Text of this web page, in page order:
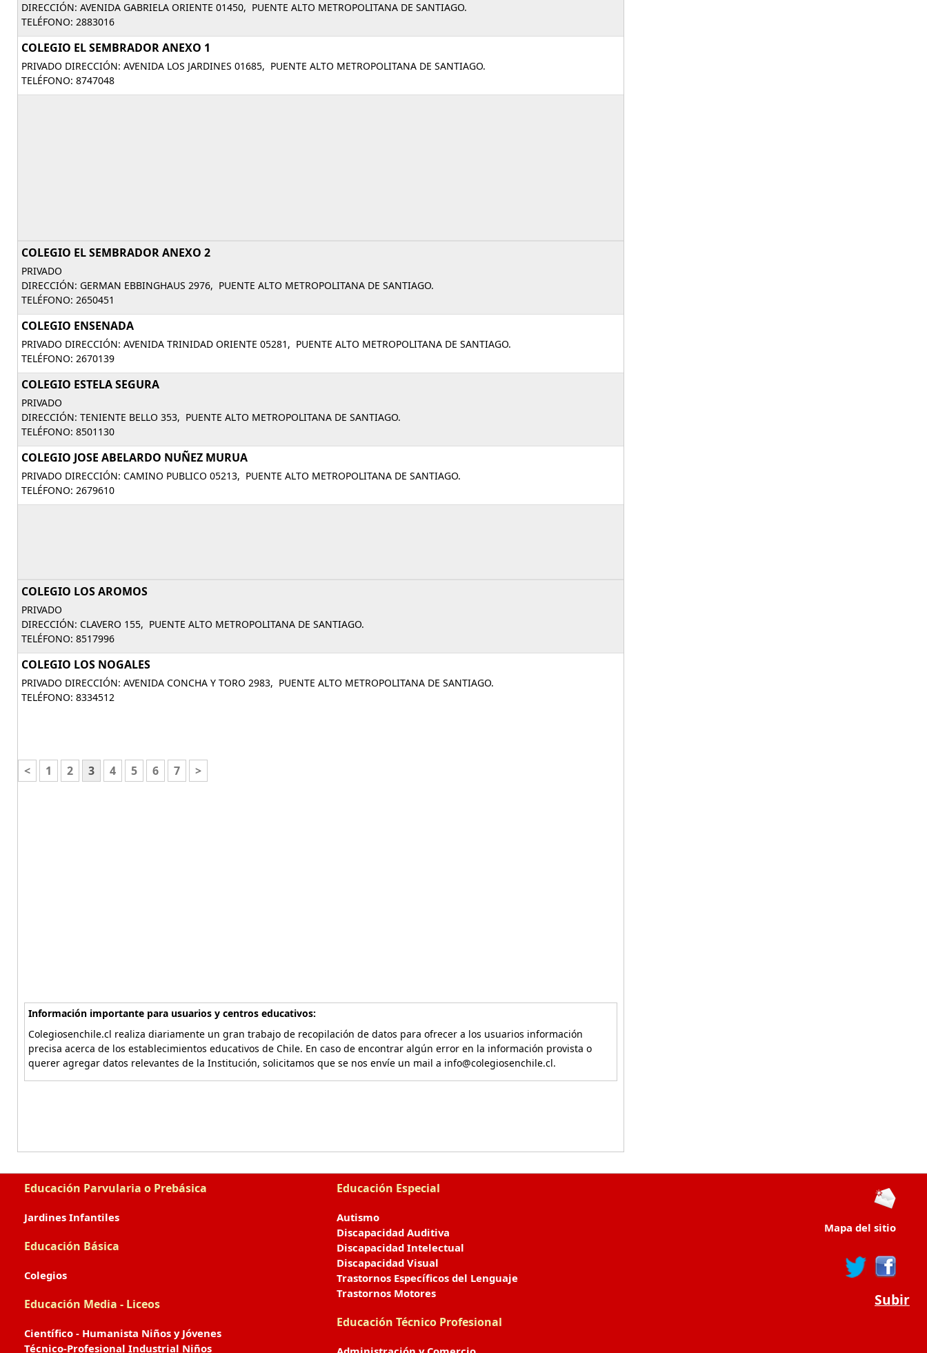
DIRECCIÓN: AVENIDA GABRIELA ORIENTE 01450, PUENTE ALTO METROPOLITANA DE SANTIAGO.
TELÉFONO: 2883016
COLEGIO EL SEMBRADOR ANEXO 1
PRIVADO DIRECCIÓN: AVENIDA LOS JARDINES 01685, PUENTE ALTO METROPOLITANA DE SANTIAGO.
TELÉFONO: 8747048
COLEGIO EL SEMBRADOR ANEXO 2
PRIVADO
DIRECCIÓN: GERMAN EBBINGHAUS 2976, PUENTE ALTO METROPOLITANA DE SANTIAGO.
TELÉFONO: 2650451
COLEGIO ENSENADA
PRIVADO DIRECCIÓN: AVENIDA TRINIDAD ORIENTE 05281, PUENTE ALTO METROPOLITANA DE SANTIAGO.
TELÉFONO: 2670139
COLEGIO ESTELA SEGURA
PRIVADO
DIRECCIÓN: TENIENTE BELLO 353, PUENTE ALTO METROPOLITANA DE SANTIAGO.
TELÉFONO: 8501130
COLEGIO JOSE ABELARDO NUÑEZ MURUA
PRIVADO DIRECCIÓN: CAMINO PUBLICO 05213, PUENTE ALTO METROPOLITANA DE SANTIAGO.
TELÉFONO: 2679610
COLEGIO LOS AROMOS
PRIVADO
DIRECCIÓN: CLAVERO 155, PUENTE ALTO METROPOLITANA DE SANTIAGO.
TELÉFONO: 8517996
COLEGIO LOS NOGALES
PRIVADO DIRECCIÓN: AVENIDA CONCHA Y TORO 2983, PUENTE ALTO METROPOLITANA DE SANTIAGO.
TELÉFONO: 8334512
< 1 2 3 4 5 6 7 >
Información importante para usuarios y centros educativos:
Colegiosenchile.cl realiza diariamente un gran trabajo de recopilación de datos para ofrecer a los usuarios información
precisa acerca de los establecimientos educativos de Chile. En caso de encontrar algún error en la información provista o
querer agregar datos relevantes de la Institución, solicitamos que se nos envíe un mail a info@colegiosenchile.cl.
Educación Parvularia o Prebásica
Jardines Infantiles
Educación Básica
Colegios
Educación Media - Liceos
Científico - Humanista Niños y Jóvenes
Técnico-Profesional Industrial Niños
Educación Especial
Autismo
Discapacidad Auditiva
Discapacidad Intelectual
Discapacidad Visual
Trastornos Específicos del Lenguaje
Trastornos Motores
Educación Técnico Profesional
Mapa del sitio
Subir